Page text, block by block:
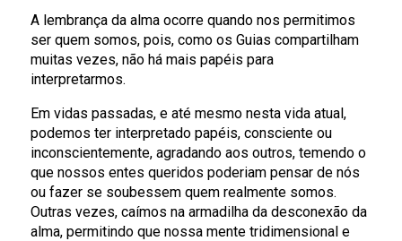
A lembrança da alma ocorre quando nos permitimos
ser quem somos, pois, como os Guias compartilham
muitas vezes, não há mais papéis para
interpretarmos.
Em vidas passadas, e até mesmo nesta vida atual,
podemos ter interpretado papéis, consciente ou
inconscientemente, agradando aos outros, temendo o
que nossos entes queridos poderiam pensar de nós
ou fazer se soubessem quem realmente somos.
Outras vezes, caímos na armadilha da desconexão da
alma, permitindo que nossa mente tridimensional e